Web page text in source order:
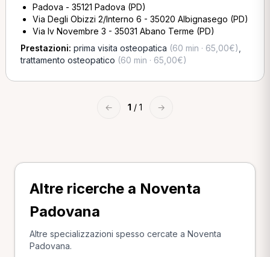
Padova - 35121 Padova (PD)
Via Degli Obizzi 2/Interno 6 - 35020 Albignasego (PD)
Via Iv Novembre 3 - 35031 Abano Terme (PD)
Prestazioni: prima visita osteopatica (60 min · 65,00€)
trattamento osteopatico (60 min · 65,00€)
← 1 / 1 →
Altre ricerche a Noventa
Padovana
Altre specializzazioni spesso cercate a Noventa
Padovana.